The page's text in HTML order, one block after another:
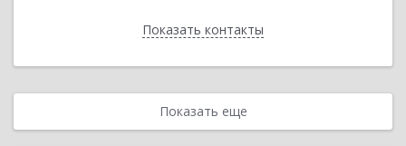
Показать контакты
Назад
Показать еще